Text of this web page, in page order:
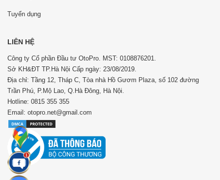
Tuyển dụng
LIÊN HỆ
Công ty Cổ phần Đầu tư OtoPro. MST: 0108876201.
Sở KH&ĐT TP.Hà Nội Cấp ngày: 23/08/2019.
Địa chỉ: Tầng 12, Tháp C, Tòa nhà Hồ Gươm Plaza, số 102 đường
Trần Phú, P.Mộ Lao, Q.Hà Đông, Hà Nội.
Hotline: 0815 355 355
Email: otopro.net@gmail.com